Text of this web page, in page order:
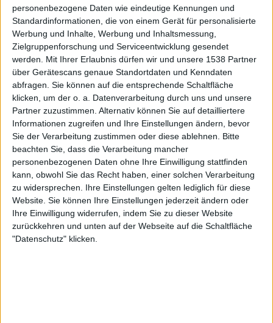
personenbezogene Daten wie eindeutige Kennungen und
Standardinformationen, die von einem Gerät für personalisierte
Werbung und Inhalte, Werbung und Inhaltsmessung,
Zielgruppenforschung und Serviceentwicklung gesendet
werden.
Mit Ihrer Erlaubnis dürfen wir und unsere 1538 Partner
über Gerätescans genaue Standortdaten und Kenndaten
abfragen. Sie können auf die entsprechende Schaltfläche
klicken, um der o. a. Datenverarbeitung durch uns und unsere
Partner zuzustimmen. Alternativ können Sie auf detailliertere
Informationen zugreifen und Ihre Einstellungen ändern, bevor
Sie der Verarbeitung zustimmen oder diese ablehnen.
Bitte
beachten Sie, dass die Verarbeitung mancher
personenbezogenen Daten ohne Ihre Einwilligung stattfinden
kann, obwohl Sie das Recht haben, einer solchen Verarbeitung
zu widersprechen. Ihre Einstellungen gelten lediglich für diese
Website. Sie können Ihre Einstellungen jederzeit ändern oder
Ihre Einwilligung widerrufen, indem Sie zu dieser Website
zurückkehren und unten auf der Webseite auf die Schaltfläche
"Datenschutz" klicken.
Dieses Gefühl beschleicht einen natürlich schnell in solch
aufgewühlten Zeiten, aber ich kann dir sagen, dass es mit
DYING FETUS noch längst nicht vorbei ist. Wenn John in all
den Jahren eins wirklich bewiesen hat, dann seine
Ausdauer, die Band zusammen zu halten und voran zu
treiben, selbst wenn er dafür komplett neue Mitstreiter
finden müsste.
Das neue Album ist ein wenig progressiver als erwartet
ausgefallen, wie ich finde. Nicht unbedingt freundlich
progressiv, aber schon sehr verspielt. Zwar gibt es immer
noch genügend brutale Momente, jedoch auch eine
Menge Feinheiten, die den Sound DYING FETUS‘
erweitern. War das Absicht oder kam das „einfach so“
während des Songwritings?